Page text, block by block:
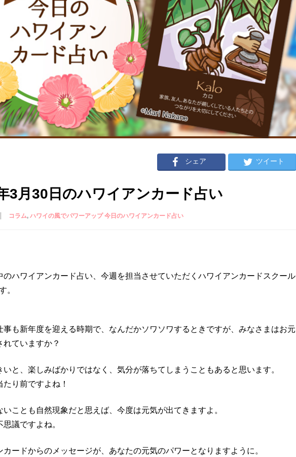
シェア ツイート
3月30日のハワイアンカード占い
コラム ハワイの風でパワーアップ 今日のハワイアンカード占い
のハワイアンカード占い、今週を担当させていただくハワイアンカードスクール
。
事も新年度を迎える時期で、なんだかソワソワするときですが、みなさまはお元
れていますか？
いと、楽しみばかりではなく、気分が落ちてしまうこともあると思います。
り前ですよね！
いことも自然現象だと思えば、今度は元気が出てきますよ。
思議ですよね。
カードからのメッセージが、あなたの元気のパワーとなりますように。